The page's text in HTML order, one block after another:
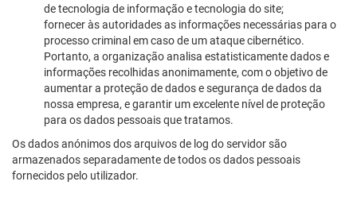
de tecnologia de informação e tecnologia do site;
fornecer às autoridades as informações necessárias para o
processo criminal em caso de um ataque cibernético.
Portanto, a organização analisa estatisticamente dados e
informações recolhidas anonimamente, com o objetivo de
aumentar a proteção de dados e segurança de dados da
nossa empresa, e garantir um excelente nível de proteção
para os dados pessoais que tratamos.
Os dados anónimos dos arquivos de log do servidor são
armazenados separadamente de todos os dados pessoais
fornecidos pelo utilizador.